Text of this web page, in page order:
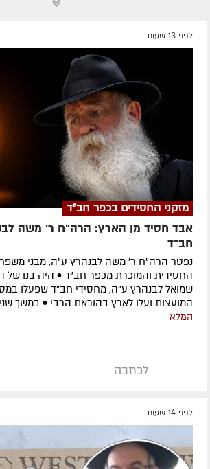
לפני 13 שעות
מזקני החסידים בכפר חב"ד
אבד חסיד מן הארץ: הרה"ח ר' משה
חב"ד
נפטר הרה"ח ר' משה לבנהרץ ע"ה, מבני
החסידית והמוכרת מכפר חב"ד • היה בנו
שמואל לבנהרץ ע"ה, מחסידי חב"ד שפעלו
המועצות ועלו לארץ בהוראת הרבי • במשך
המלא
לכתבה
לפני 14 שעות